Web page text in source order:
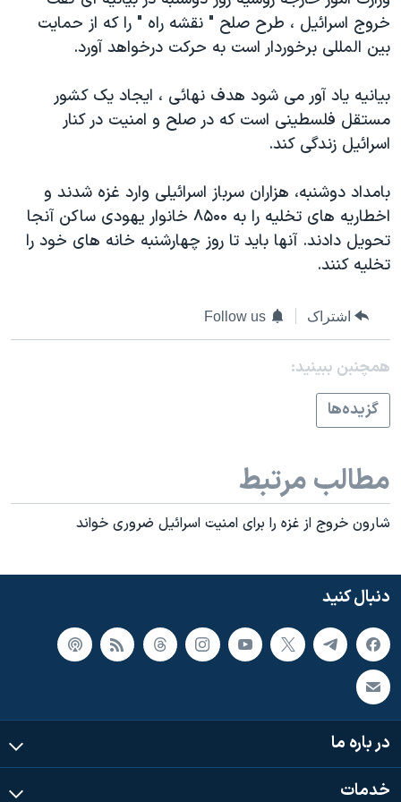
فرهنگ و زندگی
حقوق شهروندی
علم و فناوری
اسرائیل در جنگ
آرشیو پخش زنده
مستندها
انتخابات ریاست جمهوری آمریکا ۲۰۲۴
رمز مهسا
ورزش زنان در ایران
مجموعه مستندهای دادخواهی
تریبونال مردمی آبان ۹۸
دادگاه حمید نوری
چهل سال گروگان‌گیری
قانون شفافیت دارائی کادر رهبری ایران
اعتراضات مردمی آبان ۹۸
اسرائیل در جنگ
همایش محافظه‌کاران آمریکا «سی‌پک»
صفحه‌های ویژه
سفر پرزیدنت ترامپ به چین
دنبال کنید
زبانهای مختلف
خروج اسرائيل ، طرح صلح " نقشه راه " را که از حمايت
بين المللی برخوردار است به حرکت درخواهد آورد.
بيانيه ياد آور می شود هدف نهائی ، ايجاد يک کشور
مستقل فلسطينی است که در صلح و امنيت در کنار
اسرائيل زندگی کند.
بامداد دوشنبه، هزاران سرباز اسرائيلی وارد غزه شدند و
اخطاريه های تخليه را به ۸۵۰۰ خانوار يهودی ساکن آنجا
تحويل دادند. آنها بايد تا روز چهارشنبه خانه های خود را
تخليه کنند.
اشتراک Follow us
همچنبن ببینید:
گزيده‌ها
مطالب مرتبط
شارون خروج از غزه را برای امنيت اسرائيل ضروری خواند
دنبال کنید
در باره ما
خدمات